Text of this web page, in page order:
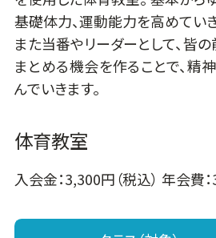
基礎体力、運動能力を高めていき
また当番やリーダーとして、皆
まとめる機会を作ることで、精
んでいきます。
体育教室
入会金：3,300円（税込） 年会費：